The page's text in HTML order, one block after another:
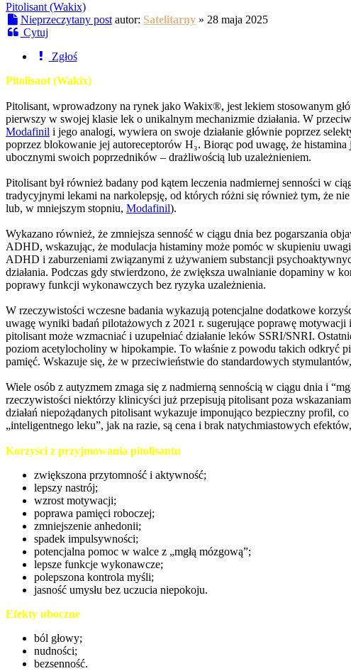
Pitolisant (Wakix)
Nieprzeczytany post autor: Satelitarny» 28 maja 2025
Cytuj
Zgłoś
Pitolisant (Wakix)
Pitolisant, wprowadzony na rynek jako Wakix®, jest lekiem stosowanym
pierwszy w swojej klasie lek o unikalnym mechanizmie działania. W
Modafinil i jego analogi, wywiera on swoje działanie głównie poprzez
poprzez blokowanie jej autoreceptorów H₃. Biorąc pod uwagę, że
ubocznymi swoich poprzedników – drażliwością lub uzależnieniem.
Pitolisant był również badany pod kątem leczenia nadmiernej senności w
tradycyjnymi lekami na narkolepsję, od których różni się również tym, że
lub, w mniejszym stopniu, Modafinil).
Wykazano również, że zmniejsza senność w ciągu dnia bez pogarszania
ADHD, wskazując, że modulacja histaminy może pomóc w skupieniu
ADHD i zaburzeniami związanymi z używaniem substancji
działania. Podczas gdy stwierdzono, że zwiększa uwalnianie dopaminy w
poprawy funkcji wykonawczych bez ryzyka uzależnienia.
W rzeczywistości wczesne badania wykazują potencjalne dodatkowe
uwagę wyniki badań pilotażowych z 2021 r. sugerujące poprawę motywacji
pitolisant może wzmacniać i uzupełniać działanie leków SSRI/SNRI.
poziom acetylocholiny w hipokampie. To właśnie z powodu takich odkryć
pamięć. Wskazuje się, że w przeciwieństwie do standardowych
Wiele osób z autyzmem zmaga się z nadmierną sennością w ciągu dnia i
rzeczywistości niektórzy klinicyści już przepisują pitolisant poza
działań niepożądanych pitolisant wykazuje imponująco bezpieczny profil,
„inteligentnego leku”, jak na razie, są cena i brak natychmiastowych
Korzyści z przyjmowania pitolisantu
zwiększona przytomność i aktywność;
lepszy nastrój;
wzrost motywacji;
poprawa pamięci roboczej;
zmniejszenie anhedonii;
spadek impulsywności;
potencjalna pomoc w walce z „mgłą mózgową”;
lepsze funkcje wykonawcze;
polepszona kontrola myśli;
jasność umysłu bez uczucia niepokoju.
Efekty uboczne
ból głowy;
nudności;
bezsenność.